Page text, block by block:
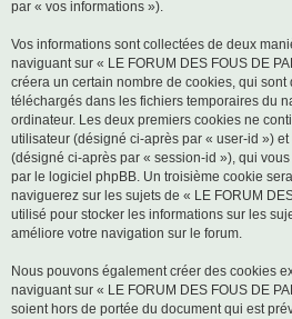
par « vos informations »).
Vos informations sont collectées de deux
naviguant sur « LE FORUM DES FOUS DE
créera un certain nombre de cookies, qui sont
téléchargés dans les fichiers temporaires du
ordinateur. Les deux premiers cookies ne
utilisateur (désigné ci-après par « user-id »)
(désigné ci-après par « session-id »), qui
par le logiciel phpBB. Un troisième cookie
naviguerez sur les sujets de « LE FORUM
utilisé pour stocker les informations sur les
améliore votre navigation sur le forum.
Nous pouvons également créer des cookies
naviguant sur « LE FORUM DES FOUS DE
soient hors de portée du document qui est